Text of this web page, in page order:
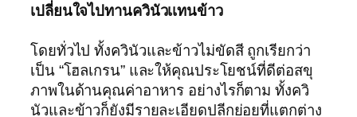
เปลี่ยนใจไปทานควินัวเเทนข้าว
โดยทั่วไป ทั้งควินัวและข้าวไม่ขัดสี ถูกเรียกว่า
เป็น “โฮลเกรน” และให้คุณประโยชน์ที่ดีต่อสขุ
ภาพในด้านคุณค่าอาหาร อย่างไรก็ตาม ทั้งควิ
นัวและข้าวก็ยังมีรายละเอียดปลีกย่อยที่แตกต่าง